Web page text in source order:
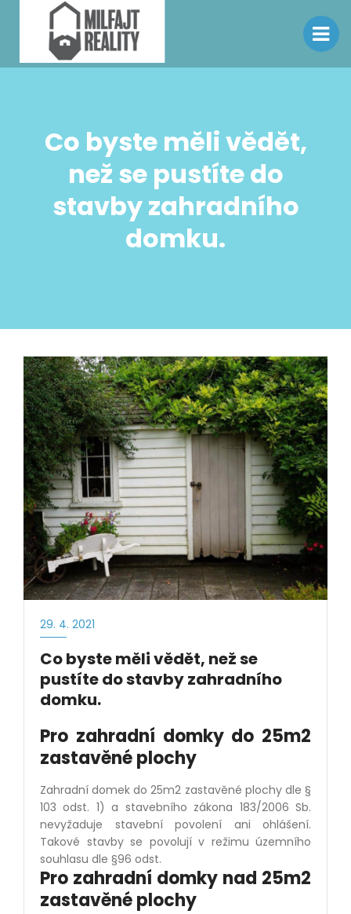
Co byste měli vědět,
než se pustíte do
stavby zahradního
domku.
29. 4. 2021
Co byste měli vědět, než se
pustíte do stavby zahradního
domku.
Pro zahradní domky do 25m2
zastavěnéplochy
Zahradní domek do 25m2 zastavěné plochy dle §
103 odst. 1) a stavebního zákona 183/2006 Sb.
nevyžaduje stavební povolení ani ohlášení.
Takové stavby se povolují v režimu územního
souhlasu dle §96 odst.
Pro zahradní domky nad 25m2
zastavěnéplochy